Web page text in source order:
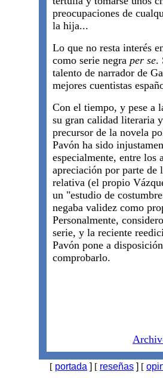
preocupaciones de
la hija...
Lo que no resta interés
como serie negra per se.
talento de narrador de
mejores cuentistas
Con el tiempo, y pese a
su gran calidad literaria
precursor de la novela
Pavón ha sido
especialmente, entre los
apreciación por parte de
relativa (el propio
un "estudio de
negaba validez como
Personalmente,
serie, y la reciente
Pavón pone a
comprobarlo.
[ portada ] [ reseñas ] [